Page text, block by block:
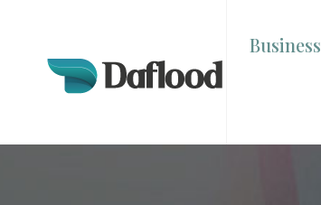
Business